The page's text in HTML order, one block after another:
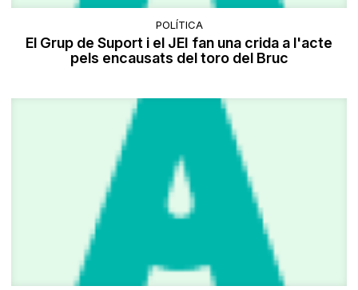
POLÍTICA
El Grup de Suport i el JEI fan una crida a l'acte
pels encausats del toro del Bruc